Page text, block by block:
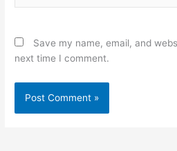
Save my name, email, and
next time I comment.